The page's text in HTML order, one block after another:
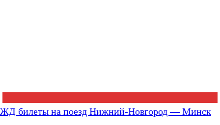
ЖД билеты на поезд Нижний-Новгород — Минск